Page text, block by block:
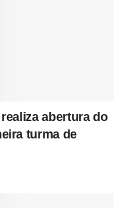
abertura do
turma de